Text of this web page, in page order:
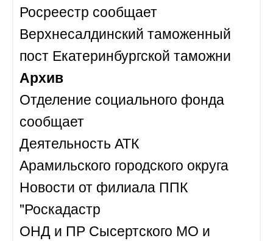
Росреестр сообщает
Верхнесалдинский таможенный
пост Екатеринбургской таможни
Архив
Отделение социального фонда
сообщает
Деятельность АТК
Арамильского городского округа
Новости от филиала ППК
"Роскадастр
ОНД и ПР Сысертского МО и